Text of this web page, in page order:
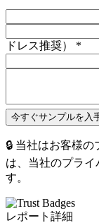
ドレス推奨） *
今すぐサンプルを入
🔒 当社はお客様
は、当社のプラ
す。
レポート詳細